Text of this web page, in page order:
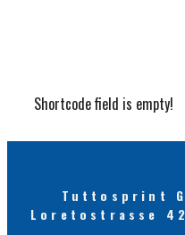
Shortcode field is empty!
Tuttosprint
Loretostrasse